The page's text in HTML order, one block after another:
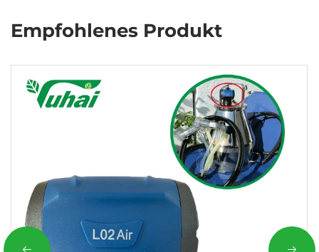
Empfohlenes Produkt